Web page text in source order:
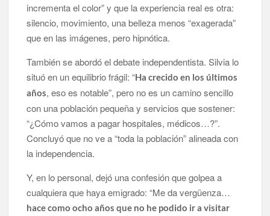
incrementa el color” y que la experiencia real es otra:
silencio, movimiento, una belleza menos “exagerada”
que en las imágenes, pero hipnótica.
También se abordó el debate independentista. Silvia lo
situó en un equilibrio frágil: “Ha crecido en los últimos
años, eso es notable”, pero no es un camino sencillo
con una población pequeña y servicios que sostener:
“¿Cómo vamos a pagar hospitales, médicos…?”.
Concluyó que no ve a “toda la población” alineada con
la independencia.
Y, en lo personal, dejó una confesión que golpea a
cualquiera que haya emigrado: “Me da vergüenza…
hace como ocho años que no he podido ir a visitar